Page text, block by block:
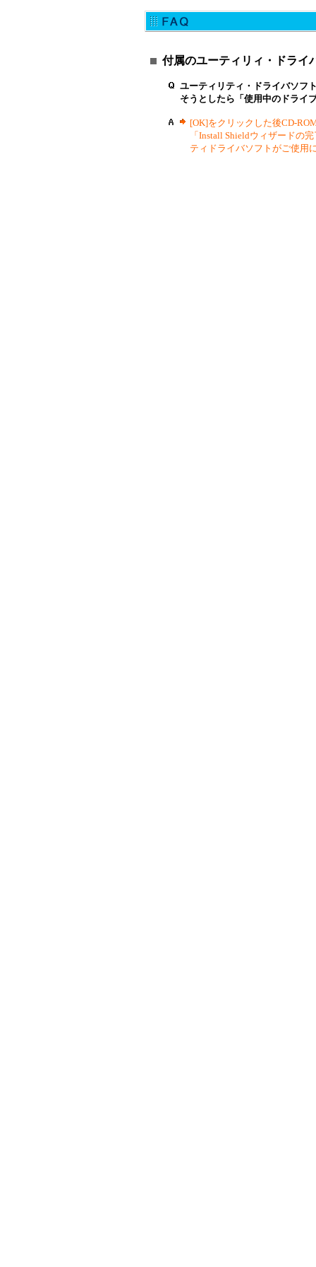
付属のユーティリィ・ドライ
ユーティリティ・ドライバソフ
そうとしたら「使用中のドライ
[OK]をクリックした後CD-
「Install Shieldウィザードの
ティドライバソフトがご使用